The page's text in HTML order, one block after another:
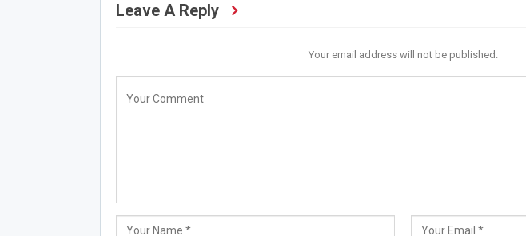
Leave A Reply
Your email address will not be published.